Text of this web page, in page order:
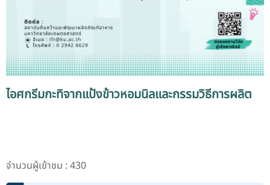
ไอศกรีมกะทิจากแป้งข้าวหอมนิลและกรรมวิธีการผลิต
จำนวนผู้เข้าชม : 430